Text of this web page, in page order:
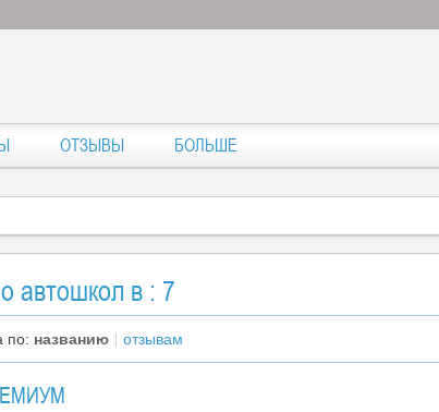
ОТЗЫВЫ БОЛЬШЕ
автошкол в : 7
по: названию отзывам